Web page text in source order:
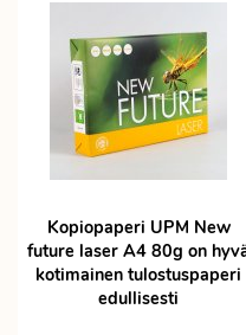
Kopiopaperi UPM New
future laser A4 80g on
kotimainen tulostuspaperi
edullisesti